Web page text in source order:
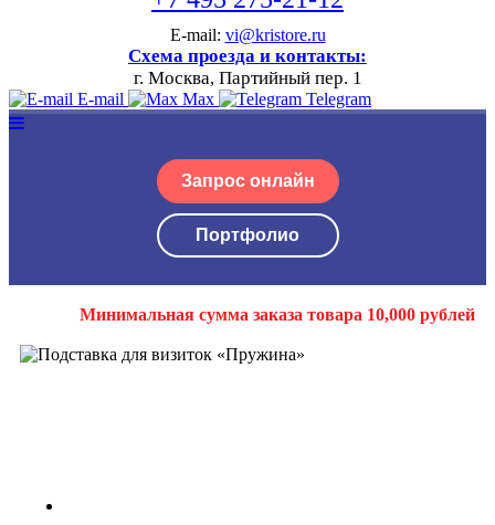
E-mail: vi@kristore.ru
Схема проезда и контакты:
г. Москва, Партийный пер. 1
E-mail Max Telegram
Запрос онлайн
Портфолио
Минимальная сумма заказа товара 10,000 рублей